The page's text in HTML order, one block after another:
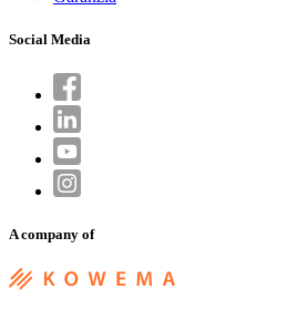
Social Media
A company of